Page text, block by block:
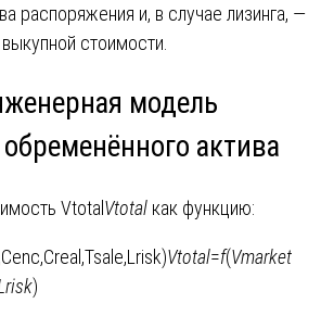
распоряжения и, в случае лизинга, —
стоимости.
модель
актива
VtotalVtotal ​ как функцию:
Vtotal​=f(Vmarket
risk​)